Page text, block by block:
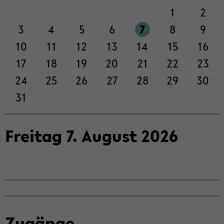
1
2
3
4 5 6 7 8
9
10
11 12 13 14 15
16
17
18 19 20 21 22
23
24
25 26 27 28 29
30
31
Frei­tag 7. Au­gust2026